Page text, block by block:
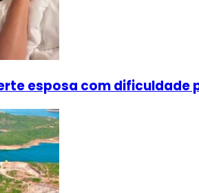
esposa com dificuldade